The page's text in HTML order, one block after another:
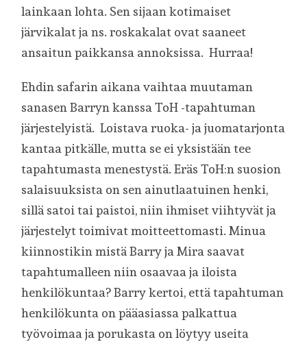
lainkaan lohta. Sen sijaan kotimaiset
järvikalat ja ns. roskakalat ovat saaneet
ansaitun paikkansa annoksissa. Hurraa!
Ehdin safarin aikana vaihtaa muutaman
sanasen Barryn kanssa ToH -tapahtuman
järjestelyistä. Loistava ruoka- ja juomatarjonta
kantaa pitkälle, mutta se ei yksistään tee
tapahtumasta menestystä. Eräs ToH:n suosion
salaisuuksista on sen ainutlaatuinen henki,
sillä satoi tai paistoi, niin ihmiset viihtyvät ja
järjestelyt toimivat moitteettomasti. Minua
kiinnostikin mistä Barry ja Mira saavat
tapahtumalleen niin osaavaa ja iloista
henkilökuntaa? Barry kertoi, että tapahtuman
henkilökunta on pääasiassa palkattua
työvoimaa ja porukasta on löytyy useita